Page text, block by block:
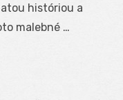
históriou a
malebné …